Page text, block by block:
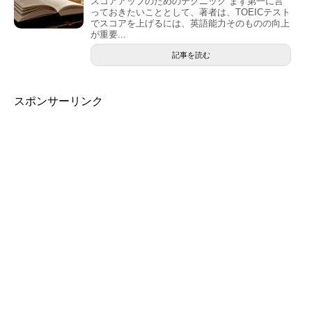
っておきたいこととして、著者は、TOEICテスト
でスコアを上げるには、英語能力そのものの向上
が重要...
記事を読む
スポンサーリンク